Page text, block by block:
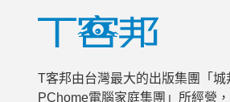
T客邦由台灣最大的出版集團「城
PChome電腦家庭集團」所經營